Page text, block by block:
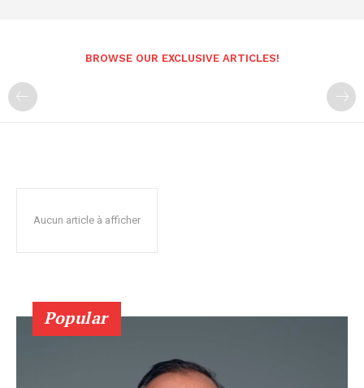
BROWSE OUR EXCLUSIVE ARTICLES!
Aucun article à afficher
Popular